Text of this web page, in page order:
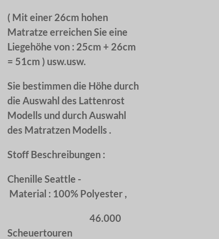
( Mit einer 26cm hohen
Matratze erreichen Sie eine
Liegehöhe von : 25cm + 26cm
= 51cm ) usw.usw.
Sie bestimmen die Höhe durch
die Auswahl des Lattenrost
Modells und durch Auswahl
des Matratzen Modells .
Stoff Beschreibungen :
Chenille Seattle -
Material : 100% Polyester ,
46.000
Scheuertouren